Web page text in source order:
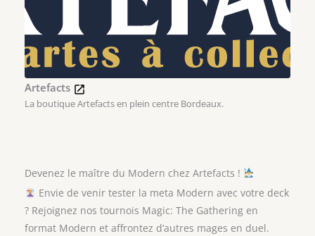
Artefacts
La boutique Artefacts en plein centre Bordeaux.
Devenez le maître du Modern chez Artefacts !
Envie de venir tester la meta Modern avec votre deck
? Rejoignez nos tournois Magic: The Gathering en
format Modern et affrontez d’autres mages en duel.